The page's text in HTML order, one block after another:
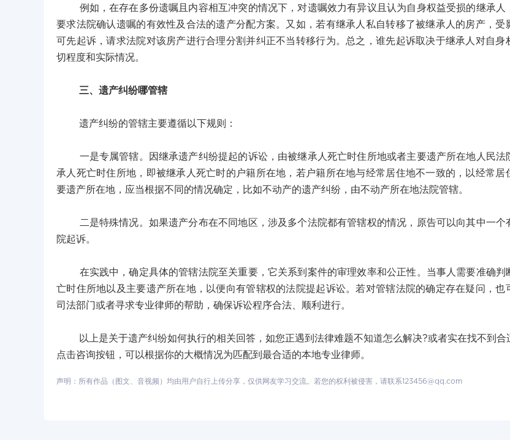
例如，在存在多份遗嘱且内容相互冲突的情况下，对遗嘱效力有异议且认为自身权益受损的继承人
要求法院确认遗嘱的有效性及合法的遗产分配方案。又如，若有继承人私自转移了被继承人的房产，受
可先起诉，请求法院对该房产进行合理分割并纠正不当转移行为。总之，谁先起诉取决于继承人对自身
切程度和实际情况。
三、遗产纠纷哪管辖
遗产纠纷的管辖主要遵循以下规则：
一是专属管辖。因继承遗产纠纷提起的诉讼，由被继承人死亡时住所地或者主要遗产所在地人民法
承人死亡时住所地，即被继承人死亡时的户籍所在地，若户籍所在地与经常居住地不一致的，以经常居
要遗产所在地，应当根据不同的情况确定，比如不动产的遗产纠纷，由不动产所在地法院管辖。
二是特殊情况。如果遗产分布在不同地区，涉及多个法院都有管辖权的情况，原告可以向其中一个
院起诉。
在实践中，确定具体的管辖法院至关重要，它关系到案件的审理效率和公正性。当事人需要准确判
亡时住所地以及主要遗产所在地，以便向有管辖权的法院提起诉讼。若对管辖法院的确定存在疑问，也
司法部门或者寻求专业律师的帮助，确保诉讼程序合法、顺利进行。
以上是关于遗产纠纷如何执行的相关回答，如您正遇到法律难题不知道怎么解决?或者实在找不到合
点击咨询按钮，可以根据你的大概情况为匹配到最合适的本地专业律师。
声明：所有作品（图文、音视频）均由用户自行上传分享，仅供网友学习交流。若您的权利被侵害，请联系123456@qq.com